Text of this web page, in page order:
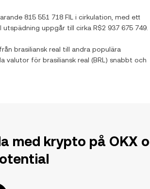
815 551 718 FIL i cirkulation, med ett
utspädning uppgår till cirka R$2 937 675 749
brasiliansk real till andra populära
valutor för brasiliansk real (BRL ) snabbt och
med krypto på OKX